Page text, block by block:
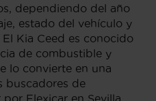
dependiendo del año
estado del vehículo y
Kia Ceed es conocido
de combustible y
lo convierte en una
buscadores de
Flexicar en Sevilla